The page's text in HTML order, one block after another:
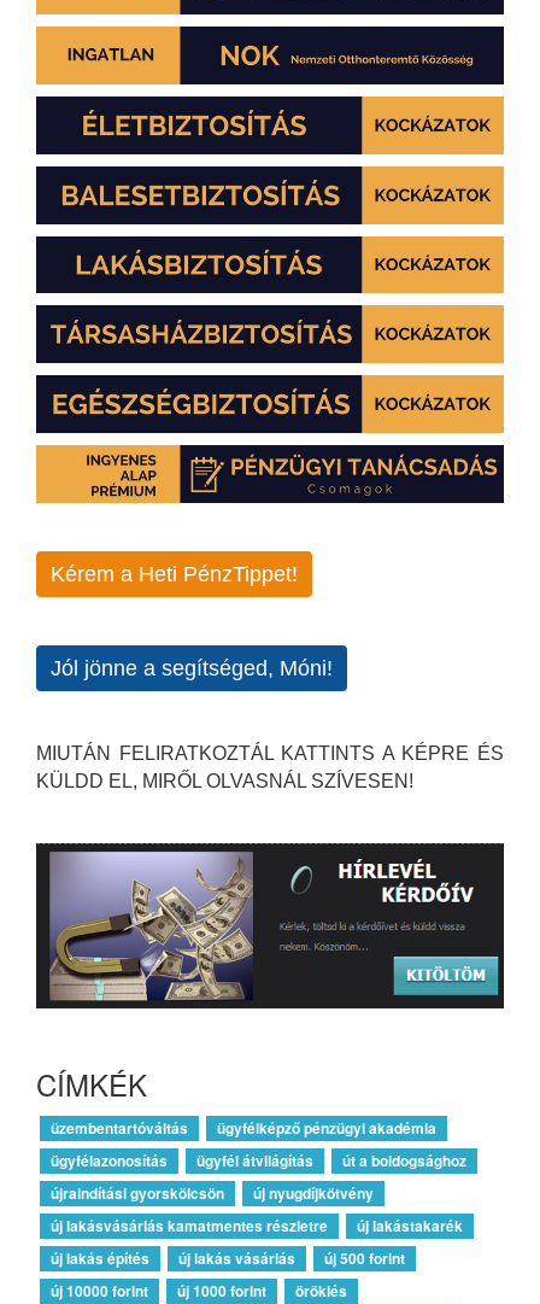
Kérem a Heti PénzTippet!
Jól jönne a segítséged, Móni!
MIUTÁN FELIRATKOZTÁL KATTINTS A KÉPRE ÉS
KÜLDD EL, MIRŐL OLVASNÁL SZÍVESEN!
CÍMKÉK
üzembentartóváltás
ügyfélképző pénzügyi akadémia
ügyfélazonosítás
ügyfél átvilágítás
út a boldogsághoz
újraindítási gyorskölcsön
új nyugdíjkötvény
új lakásvásárlás kamatmentes részletre
új lakástakarék
új lakás építés
új lakás vásárlás
új 500 forint
új 10000 forint
új 1000 forint
öröklés